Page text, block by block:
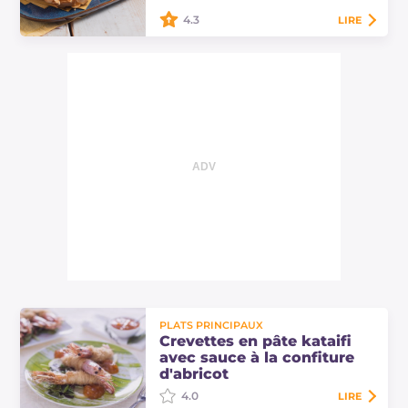
4.3 LIRE
PLATS PRINCIPAUX
Crevettes en pâte kataifi
avec sauce à la confiture
d'abricot
4.0 LIRE